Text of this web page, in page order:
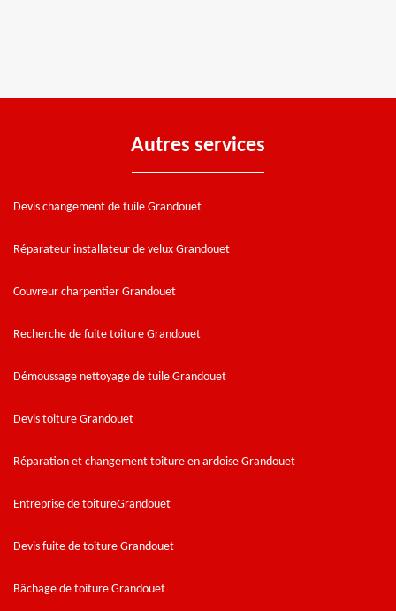
Autres services
Devis changement de tuile Grandouet
Réparateur installateur de velux Grandouet
Couvreur charpentier Grandouet
Recherche de fuite toiture Grandouet
Démoussage nettoyage de tuile Grandouet
Devis toiture Grandouet
Réparation et changement toiture en ardoise Grandouet
Entreprise de toitureGrandouet
Devis fuite de toiture Grandouet
Bâchage de toiture Grandouet